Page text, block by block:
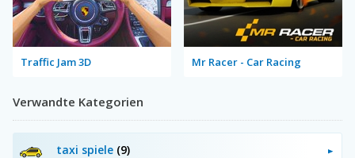
Traffic Jam 3D Mr Racer - Car Racing
Verwandte Kategorien
taxi spiele (9)